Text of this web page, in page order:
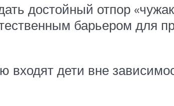
достойный отпор
барьером для
дети вне